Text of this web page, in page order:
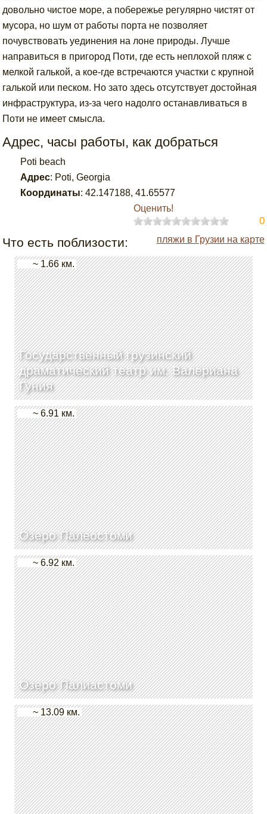
довольно чистое море, а побережье регулярно чистят от
мусора, но шум от работы порта не позволяет
почувствовать уединения на лоне природы. Лучше
направиться в пригород Поти, где есть неплохой пляж с
мелкой галькой, а кое-где встречаются участки с крупной
галькой или песком. Но зато здесь отсутствует достойная
инфраструктура, из-за чего надолго останавливаться в
Поти не имеет смысла.
Адрес, часы работы, как добраться
Poti beach
Адрес: Poti, Georgia
Координаты: 42.147188,41.65577
Оценить!
0
Что есть поблизости: пляжи в Грузии на карте
Государственный грузинский
драматический театр им. Валериана
Гуния
~ 1.66 км.
Озеро Палеостоми
~ 6.91 км.
Озеро Палиастоми
~ 6.92 км.
~ 13.09 км.